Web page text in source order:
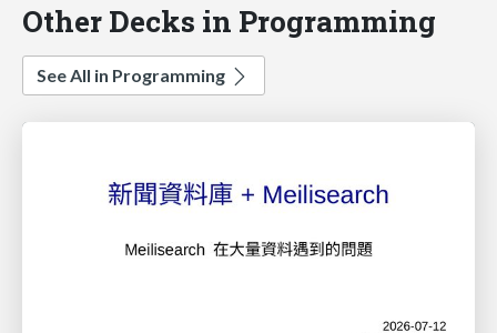
Other Decks in Programming
See All in Programming